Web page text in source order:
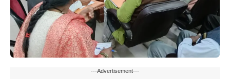
---Advertisement---